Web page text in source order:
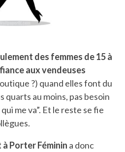
des femmes de 15 à
aux vendeuses
?) quand elles font du
quarts au moins, pas besoin
me va”. Et le reste se fie
Porter Féminin a donc